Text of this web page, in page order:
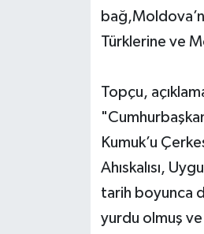
Türklerine ve
Topçu,
Kumuk’u
Ahıskalısı,
tarih boyunca
yurdu olmuş ve